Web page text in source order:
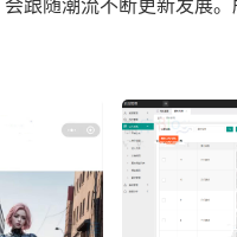
跟随潮流不断更新发展